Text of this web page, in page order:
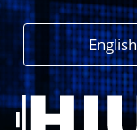
English